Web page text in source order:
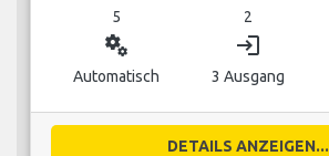
5 2
miscellaneous_services
Automatisch
login
3 Ausgang
DETAILS ANZEIGEN...